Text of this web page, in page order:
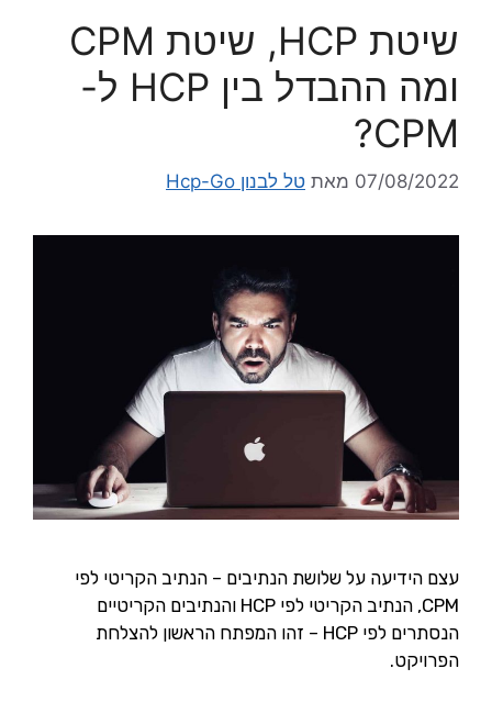
שיטת HCP, שיטת CPM
ומה ההבדל בין HCP ל-
CPM?
07/08/2022 מאת טל לבנון Hcp-Go
עצם הידיעה על שלושת הנתיבים – הנתיב הקריטי לפי
CPM, הנתיב הקריטי לפי HCP והנתיבים הקריטיים
הנסתרים לפי HCP – זהו המפתח הראשון להצלחת
הפרויקט.